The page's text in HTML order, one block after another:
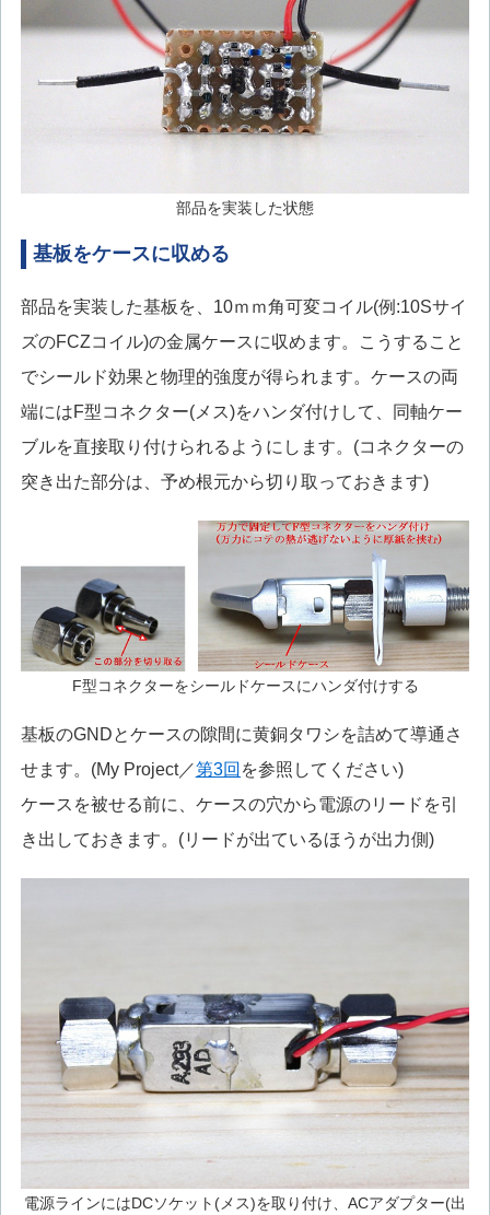
部品を実装した状態
基板をケースに収める
部品を実装した基板を、10ｍｍ角可変コイル(例:10Sサイ
ズのFCZコイル)の金属ケースに収めます。こうすること
でシールド効果と物理的強度が得られます。ケースの両
端にはF型コネクター(メス)をハンダ付けして、同軸ケー
ブルを直接取り付けられるようにします。(コネクターの
突き出た部分は、予め根元から切り取っておきます)
F型コネクターをシールドケースにハンダ付けする
基板のGNDとケースの隙間に黄銅タワシを詰めて導通さ
せます。(My Project／第3回 を参照してください)
ケースを被せる前に、ケースの穴から電源のリードを引
き出しておきます。(リードが出ているほうが出力側)
電源ラインにはDCソケット(メス)を取り付け、ACアダプター(出